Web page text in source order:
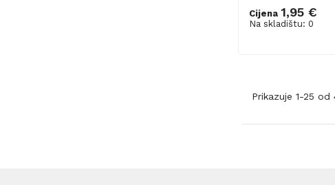
Cijena 1,95 €
Na skladištu: 0
Prikazuje 1-25